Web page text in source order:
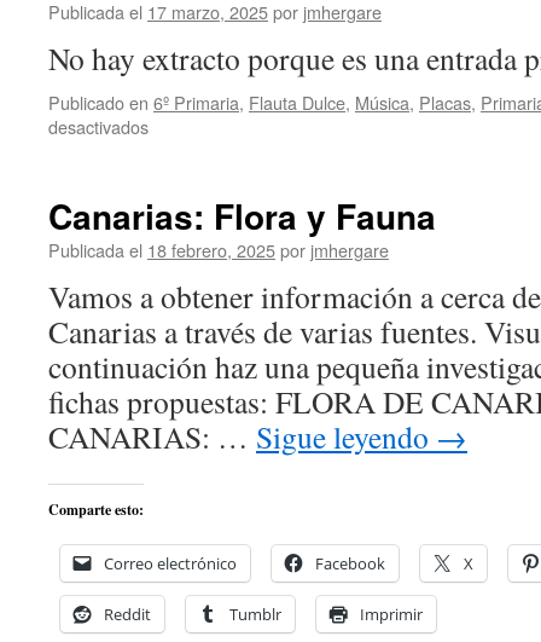
2025
Publicada el 17 marzo, 2025por jmhergare
No hay extracto porque es una entrada
Publicado en 6º Primaria, Flauta Dulce, Música, Placas,
desactivadosen
musical
«El
León»
6º
de
Canarias: Flora y Fauna
Publicada el 18 febrero, 2025por jmhergare
Vamos a obtener información a cerca
Canarias a través de varias fuentes.
continuación haz una pequeña
fichas propuestas: FLORA DE
CANARIAS: … Sigue leyendo →
Comparte esto:
Correo electrónico Facebook X
Reddit Tumblr Imprimir